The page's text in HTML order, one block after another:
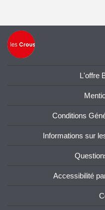
L'offre
Conditions
Informations sur
Accessibilité